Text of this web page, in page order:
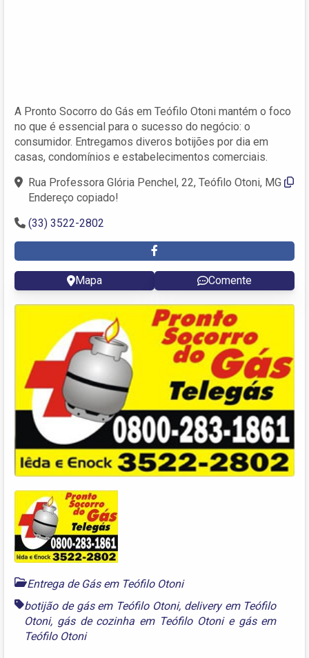
A Pronto Socorro do Gás em Teófilo Otoni mantém o foco
no que é essencial para o sucesso do negócio: o
consumidor. Entregamos diveros botijões por dia em
casas, condomínios e estabelecimentos comerciais.
Rua Professora Glória Penchel, 22, Teófilo Otoni, MG
Endereço copiado!
(33) 3522-2802
Mapa Comente
Entrega de Gás em Teófilo Otoni
botijão de gás em Teófilo Otoni, delivery em Teófilo
Otoni, gás de cozinha em Teófilo Otonie gás em
Teófilo Otoni